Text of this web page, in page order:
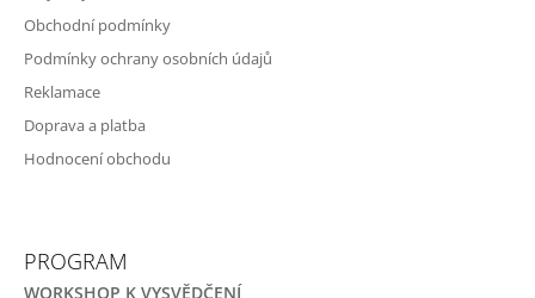
Obchodní podmínky
Podmínky ochrany osobních údajů
Reklamace
Doprava a platba
Hodnocení obchodu
PROGRAM
WORKSHOP K VYSVĚDČENÍ